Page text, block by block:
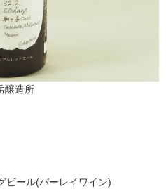
醸造所
ビール(バーレイワイン)